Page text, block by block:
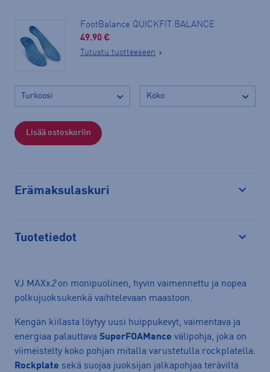
FootBalance QUICKFIT BALANCE
49.90 €
Tutustu tuotteeseen
Lisää ostoskoriin
Erämaksulaskuri
Tuotetiedot
VJ MAXx2on monipuolinen, hyvin vaimennettu ja nopea
polkujuoksukenkä vaihtelevaan maastoon.
Kengän kiilasta löytyy uusi huippukevyt, vaimentava ja
energiaa palauttava SuperFOAMance välipohja, joka on
viimeistelty koko pohjan mitalla varustetulla rockplatella.
Rockplate sekä suojaa juoksijan jalkapohjaa teräviltä